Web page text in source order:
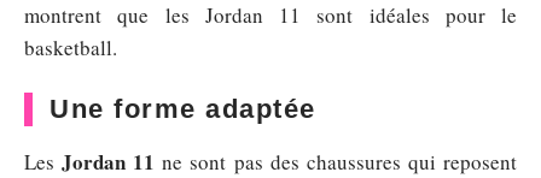
montrent que les Jordan 11 sont idéales pour le
basketball.
Une forme adaptée
LesJordan 11ne sont pas des chaussures qui reposent